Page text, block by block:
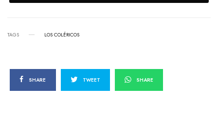
TAGS LOS COLÉRICOS
SHARE TWEET SHARE